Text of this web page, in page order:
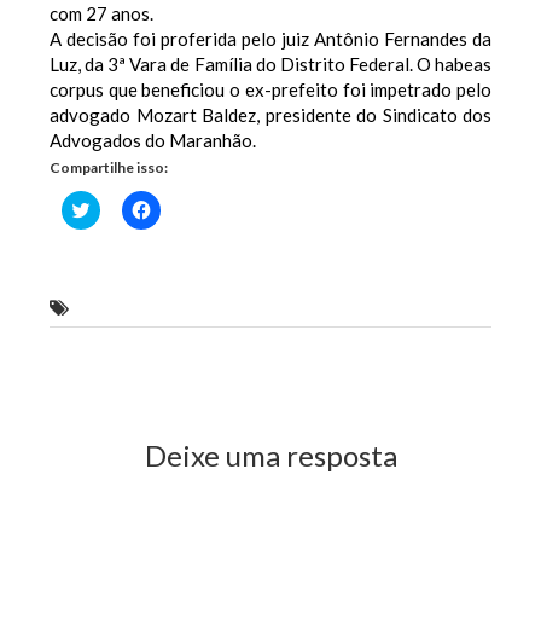
com 27 anos.
A decisão foi proferida pelo juiz Antônio Fernandes da
Luz, da 3ª Vara de Família do Distrito Federal.O habeas
corpus que beneficiou o ex-prefeito foi impetrado pelo
advogado Mozart Baldez, presidente do Sindicato dos
Advogados do Maranhão.
Compartilhe isso:
Clique
para
Clique
para
Deixe uma resposta